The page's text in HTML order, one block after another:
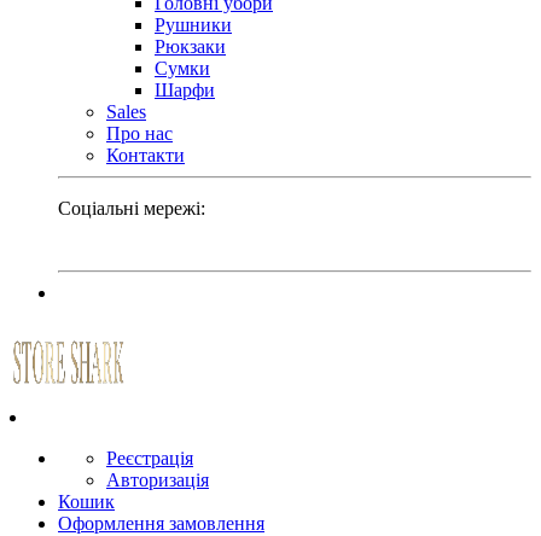
Рушники
Рюкзаки
Сумки
Шарфи
Sales
Про нас
Контакти
Соціальні мережі:
Реєстрація
Авторизація
Кошик
Оформлення замовлення